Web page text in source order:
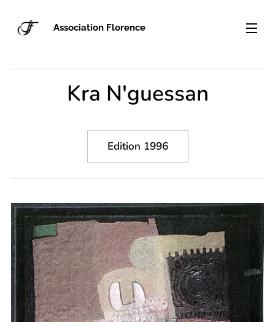
Association Florence
Kra N'guessan
Edition 1996